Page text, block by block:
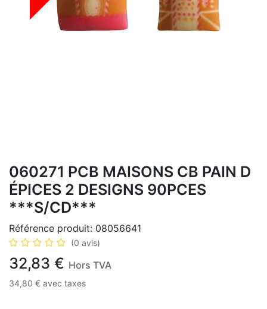
060271 PCB MAISONS CB PAIN D
ÉPICES 2 DESIGNS 90PCES
***S/CD***
Référence produit: 08056641
(0 avis)
32,83 € Hors TVA
34,80 € avec taxes